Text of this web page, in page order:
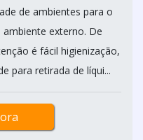
de ambientes para o
externo. De
é fácil higienização,
para retirada de líqui...